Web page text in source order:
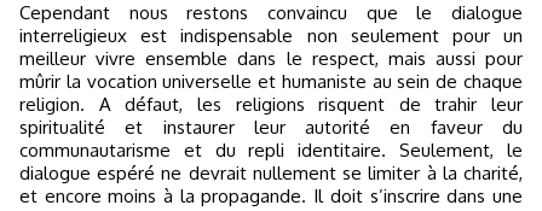
Cependant nous restons convaincu que le dialogue
interreligieux est indispensable non seulement pour un
meilleur vivre ensemble dans le respect, mais aussi pour
mûrir la vocation universelle et humaniste au sein de chaque
religion. A défaut, les religions risquent de trahir leur
spiritualité et instaurer leur autorité en faveur du
communautarisme et du repli identitaire. Seulement, le
dialogue espéré ne devrait nullement se limiter à la charité,
et encore moins à la propagande. Il doit s’inscrire dans une